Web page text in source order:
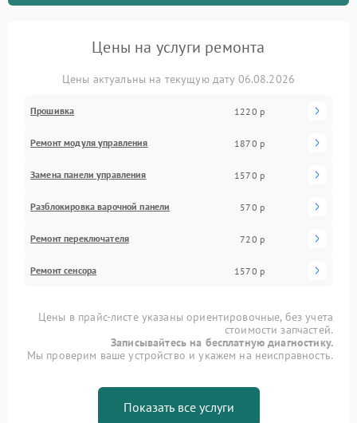
Цены на услуги ремонта
Цены актуальны на текущую дату 06.08.2026
Прошивка 1220 р
Ремонт модуля управления 1870 р
Замена панели управления 1570 р
Разблокировка варочной панели 570 р
Ремонт переключателя 720 р
Ремонт сенсора 1570 р
Цены в прайс-листе указаны ориентировочные, без учета
стоимости запчастей.
Записывайтесь на бесплатную диагностику.
Мы проверим ваше устройство и укажем на неисправность.
Показать все услуги